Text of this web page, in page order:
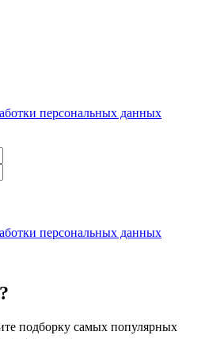
персональных данных
персональных данных
подборку самых популярных